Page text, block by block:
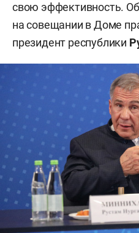
свою эффективность.
на совещании в Доме
президент республики